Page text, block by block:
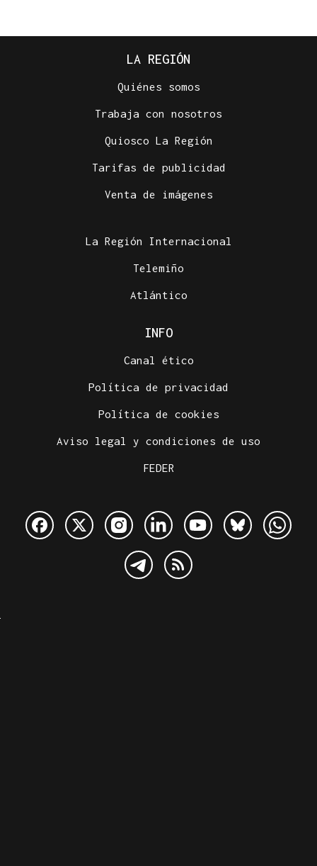
LA REGIÓN
Quiénes somos
Trabaja con nosotros
Quiosco La Región
Tarifas de publicidad
Venta de imágenes
La Región Internacional
Telemiño
Atlántico
INFO
Canal ético
Política de privacidad
Política de cookies
Aviso legal y condiciones de uso
FEDER